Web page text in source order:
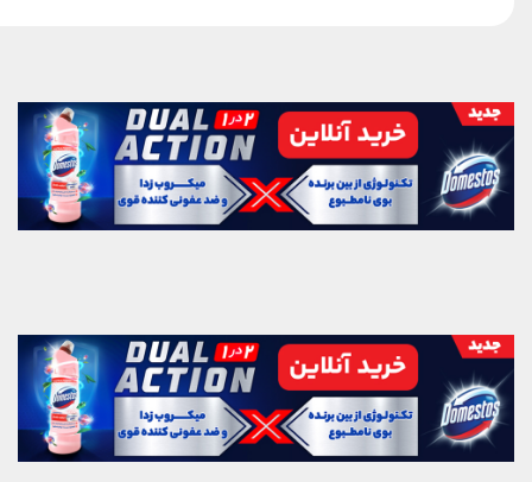
بلک‌پینک که تاریخ مد کی‌پاپ را